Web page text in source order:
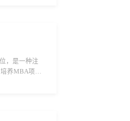
，是一种注
养MBA项目